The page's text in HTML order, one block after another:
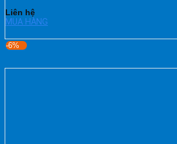
Liên hệ
MUA HÀNG
-6%